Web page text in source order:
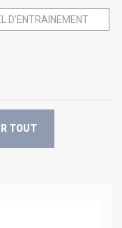
D'ENTRAINEMENT
TOUT